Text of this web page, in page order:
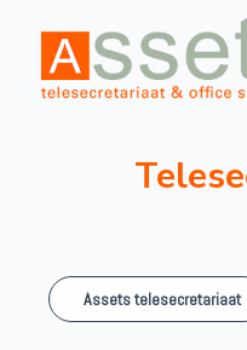
Assets telesecretariaat